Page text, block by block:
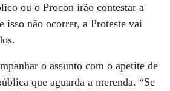
ou o Procon irão contestar a
isso não ocorrer, a Proteste vai
o assunto com o apetite de
que aguarda a merenda. “Se